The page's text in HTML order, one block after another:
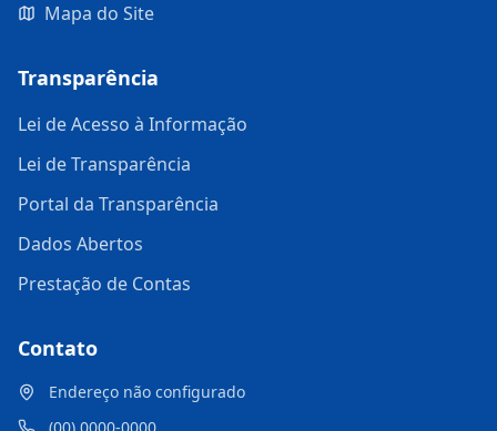
Mapa do Site
Transparência
Lei de Acesso à Informação
Lei de Transparência
Portal da Transparência
Dados Abertos
Prestação de Contas
Contato
Endereço não configurado